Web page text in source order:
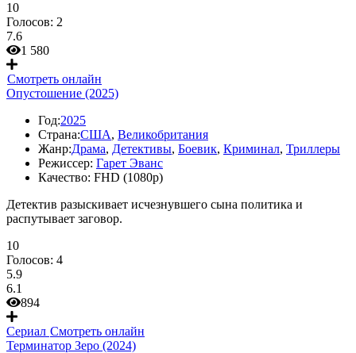
10
Голосов: 2
7.6
1 580
Смотреть онлайн
Опустошение (2025)
Год:2025
Страна:США, Великобритания
Жанр:Драма, Детективы, Боевик, Криминал, Триллеры
Режиссер: Гарет Эванс
Качество: FHD (1080p)
Детектив разыскивает исчезнувшего сына политика и
распутывает заговор.
10
Голосов: 4
5.9
6.1
894
Сериал Смотреть онлайн
Терминатор Зеро (2024)